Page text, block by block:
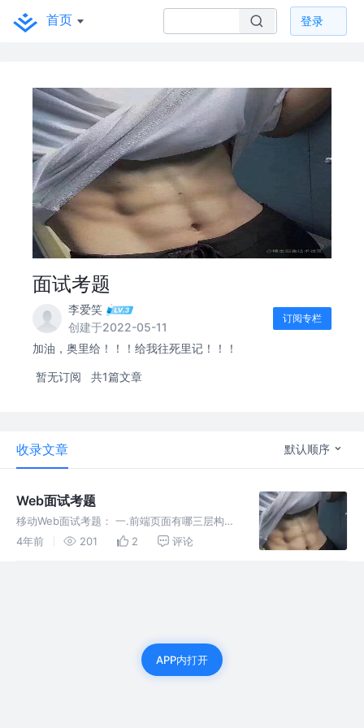
首页 登录
面试考题
李爱笑
创建于2022-05-11
订阅专栏
加油，奥里给！！！给我往死里记！！！
暂无订阅 共1篇文章
收录文章 默认顺序
Web面试考题
移动Web面试考题： 一.前端页面有哪三层构
成，分别是什么？作用是什么？ 二.主流的浏览
4年前 201 2 评论
APP内打开